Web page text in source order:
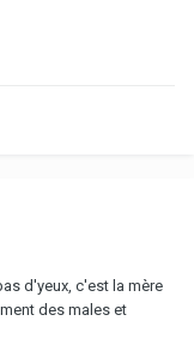
d'yeux, c'est la mère
des males et